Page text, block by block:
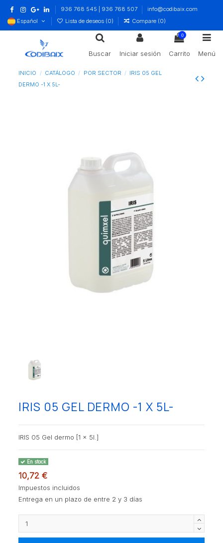
936 768 545 | 936 768 507
info@codibaix.com
Español
Lista de deseos (0) Compare (0)
Buscar Iniciar sesión
0
Carrito Menú
INICIO CATÁLOGO POR SECTOR
IRIS 05 GEL
DERMO -1 X 5L-
IRIS 05 GEL DERMO -1 X 5L-
IRIS 05 Gel dermo [1 x 5l.]
En stock
10,72 €
Impuestos incluidos
Entrega en un plazo de entre 2 y 3 días